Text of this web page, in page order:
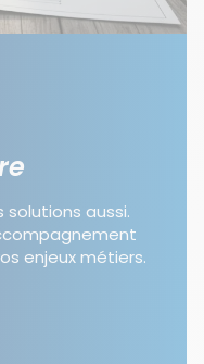
solutions aussi.
enjeux métiers.